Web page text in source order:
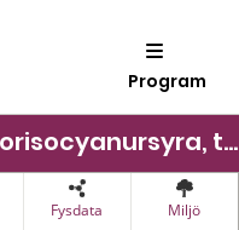
Program
Triklorisocyanursyra, torr
Fysdata Miljö